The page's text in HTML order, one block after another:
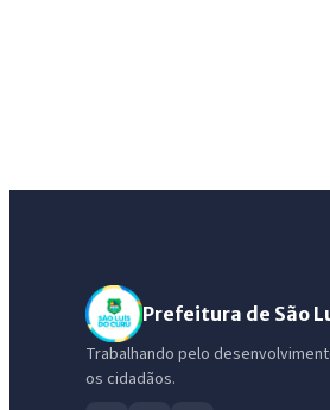
Prefeitura de São
Trabalhando pelo
os cidadãos.